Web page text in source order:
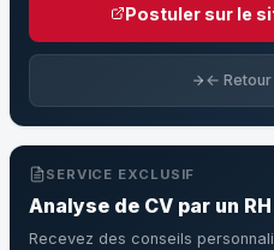
Postuler sur le
←
SERVICE EXCLUSIF
Analyse de CV par un
Recevez des conseils